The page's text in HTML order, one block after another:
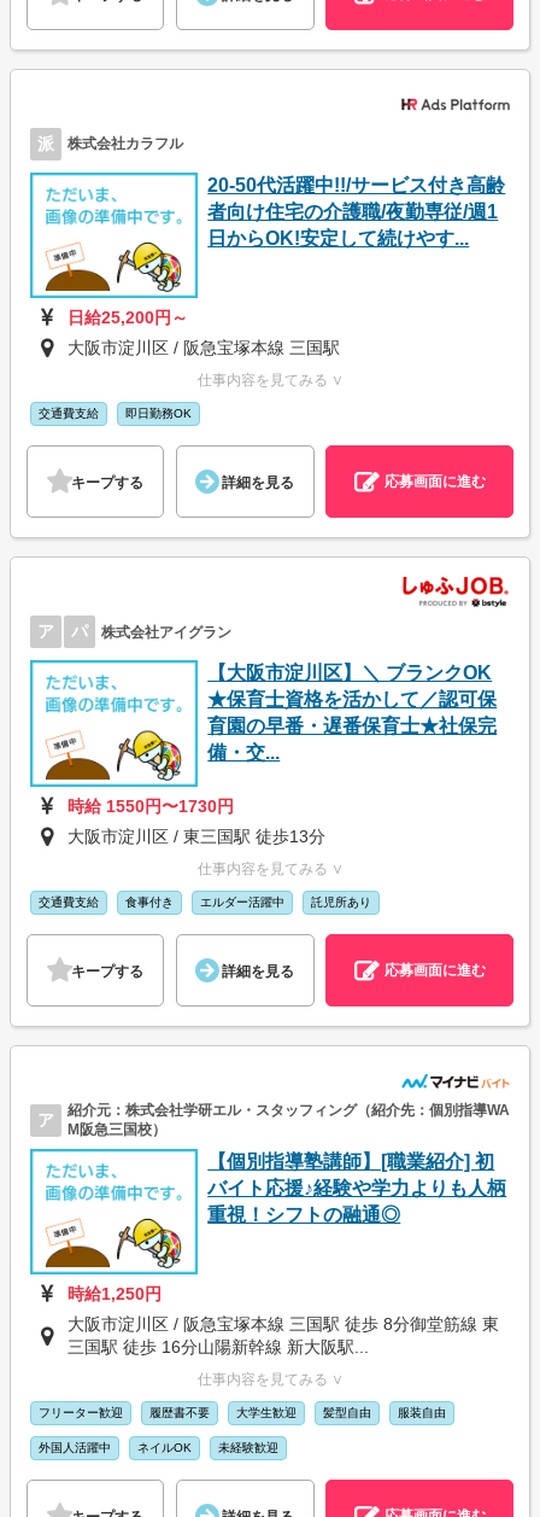
派 株式会社カラフル
20-50代活躍中!!/サービス付き高齢
者向け住宅の介護職/夜勤専従/週1
日からOK!安定して続けやす...
日給25,200円～
大阪市淀川区 / 阪急宝塚本線 三国駅
仕事内容を見てみる ∨
交通費支給 即日勤務OK
キープする 詳細を見る 応募画面に進む
ア パ 株式会社アイグラン
【大阪市淀川区】＼ ブランクOK
★保育士資格を活かして／認可保
育園の早番・遅番保育士★社保完
備・交...
時給 1550円〜1730円
大阪市淀川区 / 東三国駅 徒歩13分
仕事内容を見てみる ∨
交通費支給 食事付き エルダー活躍中 託児所あり
キープする 詳細を見る 応募画面に進む
ア
紹介元：株式会社学研エル・スタッフィング（紹介先：個別指導WA
M阪急三国校）
【個別指導塾講師】[職業紹介] 初
バイト応援♪経験や学力よりも人柄
重視！シフトの融通◎
時給1,250円
大阪市淀川区 / 阪急宝塚本線 三国駅 徒歩 8分御堂筋線 東
三国駅 徒歩 16分山陽新幹線 新大阪駅...
仕事内容を見てみる ∨
フリーター歓迎 履歴書不要 大学生歓迎 髪型自由 服装自由
外国人活躍中 ネイルOK 未経験歓迎